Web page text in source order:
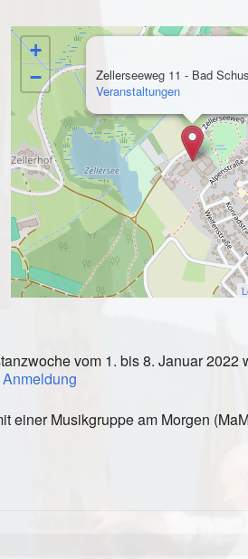
iCalendar
Zellerseeweg 11 - Bad
Veranstaltungen
+
−
vom 1. bis 8. Januar 2022
einer Musikgruppe am Morgen